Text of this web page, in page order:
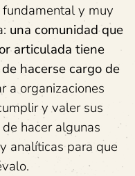
fundamental y muy
una comunidad que
articulada tiene
hacerse cargo de
a organizaciones
y valer sus
hacer algunas
analíticas para que